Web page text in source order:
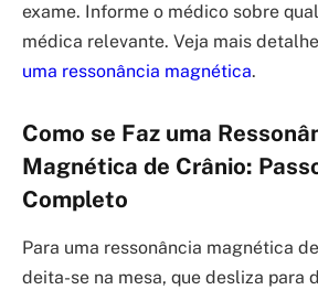
exame. Informe o médico sobre
médica relevante. Veja mais
uma ressonância magnética.
Como se Faz uma
Magnética de Crânio:
Completo
Para uma ressonância magnética
deita-se na mesa, que desliza para